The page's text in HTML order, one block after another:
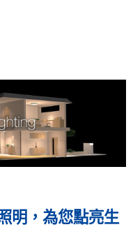
明，為您點亮生